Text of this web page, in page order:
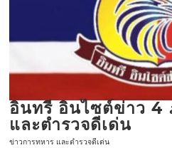
อินทรี อินไซต์ข่าว 4
และตำรวจดีเด่น
ข่าวการทหาร และตำรวจดีเด่น